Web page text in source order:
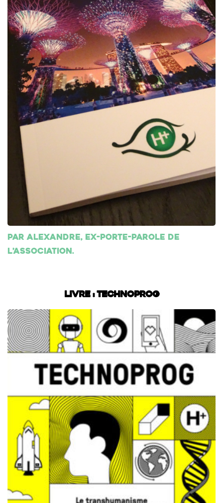
Par Alexandre, ex-porte-parole de
l’association.
Livre : Technoprog